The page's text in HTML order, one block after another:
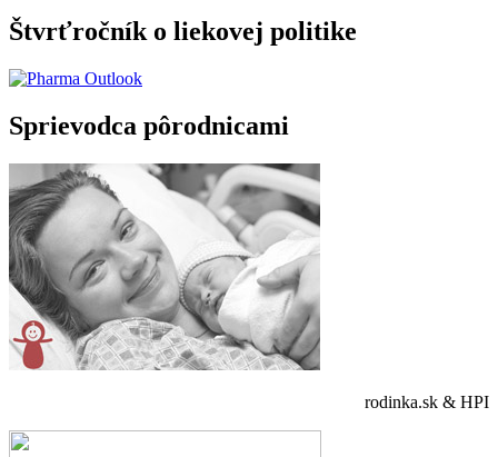
Štvrťročník o liekovej politike
Sprievodca pôrodnicami
rodinka.sk & HPI